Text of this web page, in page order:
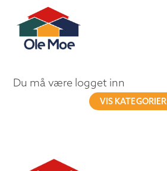
Du må være logget inn
VIS KATEGORIER